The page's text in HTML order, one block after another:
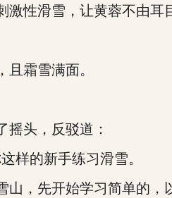
性滑雪，让黄蓉不由耳
霜雪满面。
头，反驳道：
的新手练习滑雪。
，先开始学习简单的，